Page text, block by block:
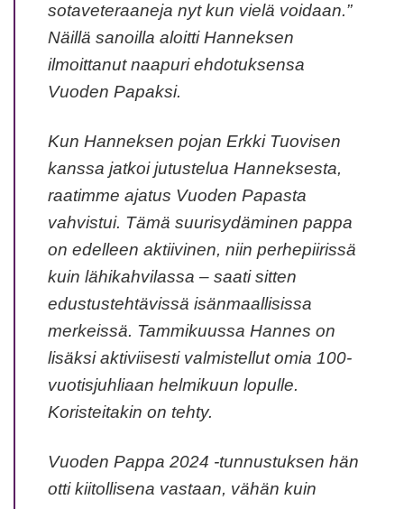
sotaveteraaneja nyt kun vielä voidaan.”
Näillä sanoilla aloitti Hanneksen
ilmoittanut naapuri ehdotuksensa
Vuoden Papaksi.
Kun Hanneksen pojan Erkki Tuovisen
kanssa jatkoi jutustelua Hanneksesta,
raatimme ajatus Vuoden Papasta
vahvistui. Tämä suurisydäminen pappa
on edelleen aktiivinen, niin perhepiirissä
kuin lähikahvilassa – saati sitten
edustustehtävissä isänmaallisissa
merkeissä. Tammikuussa Hannes on
lisäksi aktiviisesti valmistellut omia 100-
vuotisjuhliaan helmikuun lopulle.
Koristeitakin on tehty.
Vuoden Pappa 2024 -tunnustuksen hän
otti kiitollisena vastaan, vähän kuin